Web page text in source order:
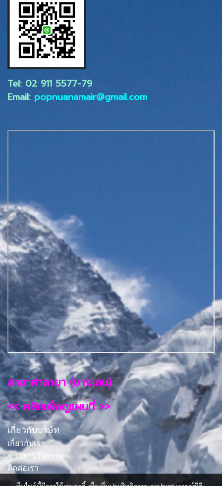
Tel: 02 ​911 5577-79
Email: popnuanamair@gmail.com
สาขาศาลายา (บางเลน)
<< คลิกเพื่อดูแผนที่ >>
เกี่ยวกับบริษัท
เกี่ยวกับเรา
ข่าวสารกิจกรรม
ติดต่อเรา